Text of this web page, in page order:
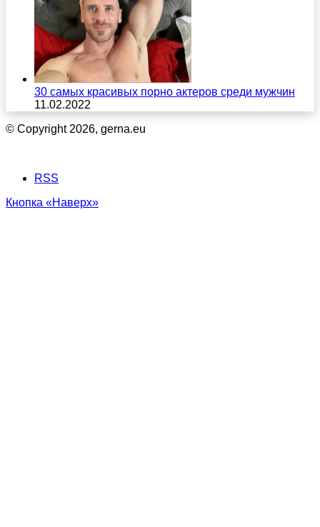
30 самых красивых порно актеров среди мужчин
11.02.2022
© Copyright 2026, gerna.eu
RSS
Кнопка «Наверх»